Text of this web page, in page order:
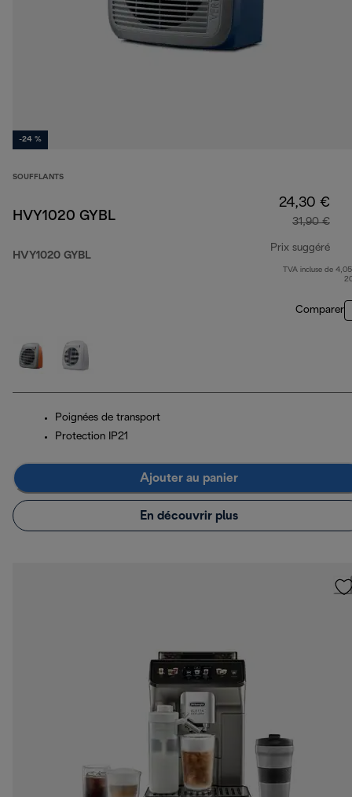
-24 %
SOUFFLANTS
HVY1020 GYBL
HVY1020 GYBL
24,30 €
31,90 €
Prix suggéré
prix
TVA incluse de
Comparer
Poignées de transport
Protection IP21
Ajouter au panier
En découvrir plus